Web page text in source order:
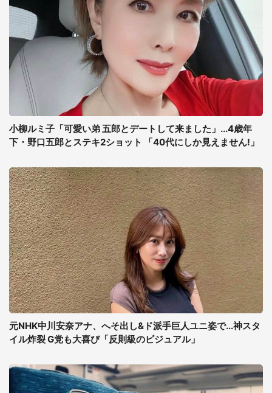
小柳ルミ子「可愛い弟 五郎とデートして来ました」...4歳年
下・野口五郎とステキ2ショット 「40代にしか見えません!」
元NHK中川安奈アナ、へそ出し&ド派手巨人ユニ姿で...神スタ
イル炸裂 G党も大喜び「反則級のビジュアル」